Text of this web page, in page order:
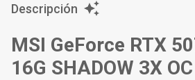
Descripción
MSI GeForce RTX
16G SHADOW 3X OC